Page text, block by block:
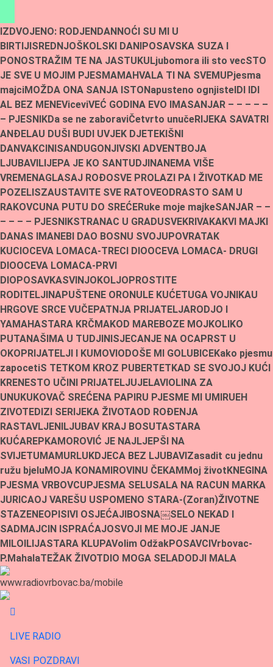
to
content
IZDVOJENO: RODJENDANNOĆI SU MI U
BIRTIJISREDNJOŠKOLSKI DANIPOSAVSKA SUZA I
PONOSTRAŽIM TE NA JASTUKULjubomora ili sto vecSTO
JE SVE U MOJIM PJESMAMAHVALA TI NA SVEMUPjesma
majciMOŽDA ONA SANJA ISTONapusteno ognjisteIDI IDI
AL BEZ MENEViceviVEĆ GODINA EVO IMASANJAR – – – – –
– PJESNIKDa se ne zaboraviČetvrto unučeRIJEKA SAVATRI
ANĐELAU DUŠI BUDI UVJEK DJETEKIŠNI
DANVAKCINISANDUGONJIVSKI ADVENTBOJA
LJUBAVILIJEPA JE KO SANTUDJINANEMA VIŠE
VREMENAGLASAJ ROĐOSVE PROLAZI PA I ŽIVOTKAD ME
POZELISZAUSTAVITE SVE RATOVEODRASTO SAM U
RAKOVCUNA PUTU DO SREĆERuke moje majkeSANJAR – –
– – – – PJESNIKSTRANAC U GRADUSVEKRIVAKAKVI MAJKI
DANAS IMANEBI DAO BOSNU SVOJUPOVRATAK
KUCIOCEVA LOMACA-TRECI DIOOCEVA LOMACA- DRUGI
DIOOCEVA LOMACA-PRVI
DIOPOSAVKASVINJOKOLJOPROSTITE
RODITELJINAPUŠTENE ORONULE KUĆETUGA VOJNIKAU
HRGOVE SRCE VUČEPATNJA PRIJATELJARODJO I
YAMAHASTARA KRČMAKOD MAREBOZE MOJKOLIKO
PUTANAŠIMA U TUDJINISJECANJE NA OCAPRST U
OKOPRIJATELJI I KUMOVIODOŠE MI GOLUBICEKako pjesmu
zapocetiS TETKOM KROZ PUBERTETKAD SE SVOJOJ KUĆI
KRENESTO UČINI PRIJATELJUJELAVIOLINA ZA
UNUKUKOVAČ SREĆENA PAPIRU PJESME MI UMIRUEH
ZIVOTEDIZI SERIJEKA ŽIVOTAOD ROÐENJA
RASTAVLJENILJUBAV KRAJ BOSUTASTARA
KUĆAREPKAMOROVIĆ JE NAJLJEPŠI NA
SVIJETUMAMURLUKDJECA BEZ LJUBAVIZasadit cu jednu
ružu bjeluMOJA KONAMIROVINU ČEKAMMoj životKNEGINA
PJESMA VRBOVCUPJESMA SELUSALA NA RACUN MARKA
JURICAOJ VAREŠU USPOMENO STARA-(Zoran)ŽIVOTNE
STAZENEOPISIVI OSJEĆAJIBOSNA￼SELO NEKAD I
SADMAJCIN ISPRAĆAJOSVOJI ME MOJE JANJE
MILOILIJASTARA KLUPAVolim OdžakPOSAVCIVrbovac-
P.MahalaTEŽAK ŽIVOTDIO MOGA SELADODJI MALA
LIVE RADIO
VASI POZDRAVI